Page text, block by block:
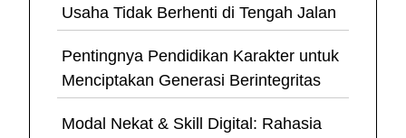
Usaha Tidak Berhenti di Tengah Jalan
Pentingnya Pendidikan Karakter untuk
Menciptakan Generasi Berintegritas
Modal Nekat & Skill Digital: Rahasia